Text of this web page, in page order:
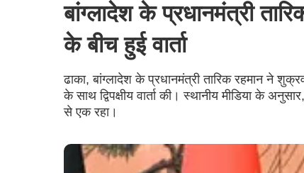
बांग्लादेश के प्रधानमंत्री
के बीच हुई वार्ता
ढाका, बांग्लादेश के प्रधानमंत्री तारिक रहमान ने
के साथ द्विपक्षीय वार्ता की। स्थानीय मीडिया के
से एक रहा।